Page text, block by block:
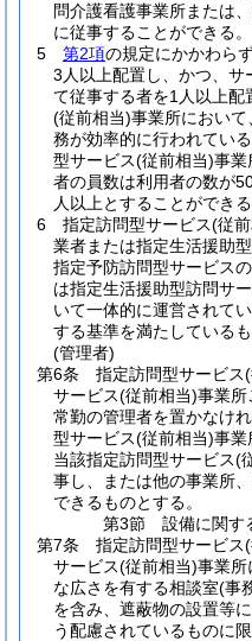
問介護看護事業所または
に従事することができる。
5
第2項の規定にかかわら
3人以上配置し、かつ、サ
て従事する者を1人以上配
(従前相当)事業所におい
務が効率的に行われてい
型サービス(従前相当)事業
者の員数は利用者の数が
人以上とすることができる
6
指定訪問型サービス(従
業者または指定生活援助
指定予防訪問型サービス
は指定生活援助型訪問サ
いて一体的に運営されて
する基準を満たしているも
(管理者)
第6条
指定訪問型サービス
サービス(従前相当)事業所
常勤の管理者を置かなけれ
型サービス(従前相当)事業
当該指定訪問型サービス(
事し、または他の事業所
できるものとする。
第3節
設備に関す
第7条
指定訪問型サービス
サービス(従前相当)事業所
な広さを有する相談室(事
を含み、遮蔽物の設置等
う配慮されているものに